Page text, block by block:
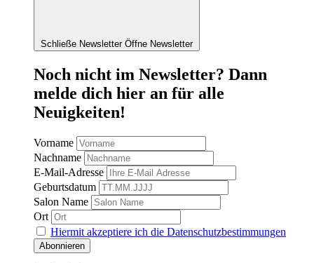
Schließe Newsletter Öffne Newsletter
Noch nicht im Newsletter? Dann
melde dich hier an für alle
Neuigkeiten!
Vorname
Nachname
E-Mail-Adresse
Geburtsdatum
Salon Name
Ort
Hiermit akzeptiere ich die Datenschutzbestimmungen